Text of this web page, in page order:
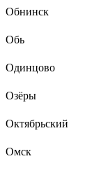
Обнинск
Обь
Одинцово
Озёры
Октябрьский
Омск